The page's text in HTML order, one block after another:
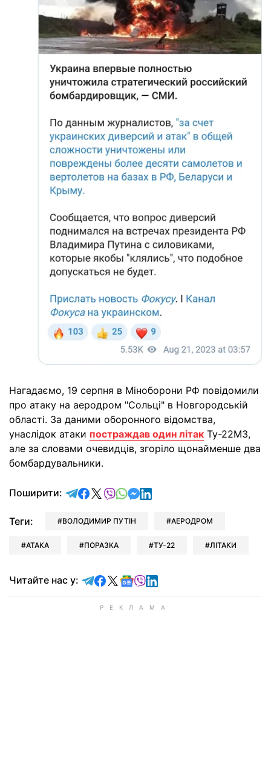
Нагадаємо, 19 серпня в Міноборони РФ повідомили
про атаку на аеродром "Сольці" в Новгородській
області. За даними оборонного відомства,
унаслідок атаки постраждав один літак Ту-22М3,
але за словами очевидців, згоріло щонайменше два
бомбардувальники.
Поширити: відправити у Telegram
поділитись у Facebook
поділитись у X
відправити у Viber
відправити у Whatsapp
відправити у Messenger
відправити у LinkedIn
Теги: ВОЛОДИМИР ПУТІН АЕРОДРОМ
АТАКА ПОРАЗКА ТУ-22 ЛІТАКИ
Читайте нас у: Читайте у Telegram
Читайте у Facebook
Читайте у X
Читайте у Google news
Читайте у Viber
Читайте у LinkedIn